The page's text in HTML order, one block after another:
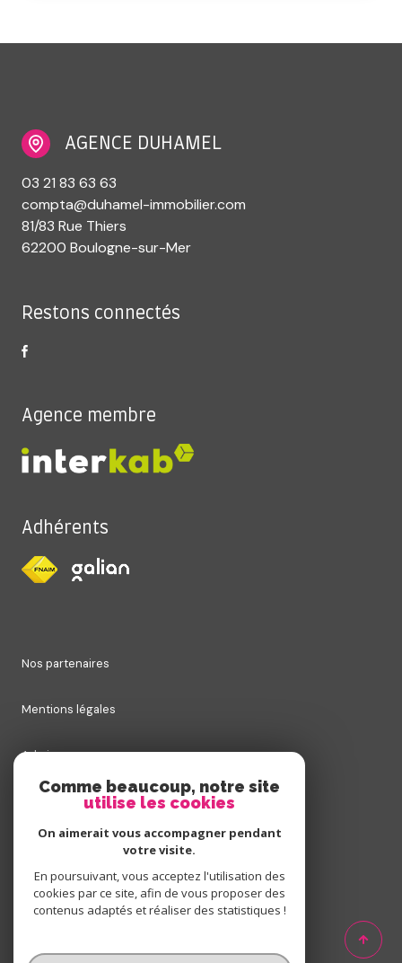
AGENCE DUHAMEL
03 21 83 63 63
compta@duhamel-immobilier.com
81/83 Rue Thiers
62200 Boulogne-sur-Mer
Restons connectés
Agence membre
Adhérents
nos partenaires
mentions légales
admin
nos honoraires
cookies
© 2026 | Tous droits réservés
Comme beaucoup, notre site
utilise les cookies
On aimerait vous accompagner pendant
votre visite.
En poursuivant, vous acceptez l'utilisation des
cookies par ce site, afin de vous proposer des
contenus adaptés et réaliser des statistiques !